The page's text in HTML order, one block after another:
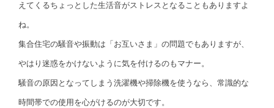
えてくるちょっとした生活音がストレスとなることもありますよ
ね。
集合住宅の騒音や振動は「お互いさま」の問題でもありますが、
やはり迷惑をかけないように気を付けるのもマナー。
騒音の原因となってしまう洗濯機や掃除機を使うなら、常識的な
時間帯での使用を心がけるのが大切です。